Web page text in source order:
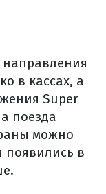
в кассах, а
Super
поезда
можно
появились в